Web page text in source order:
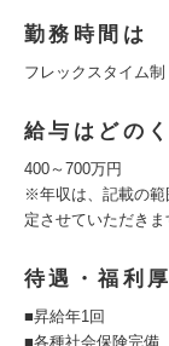
勤務時間は
フレックスタイム制
給与はどの
400～700万円
※年収は、記載の範
定させていただきま
待遇・福利
■昇給年1回
■各種社会保険完備